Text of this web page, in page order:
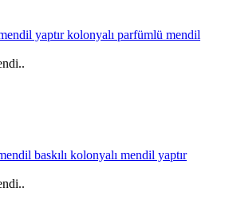
yaptır kolonyalı parfümlü mendil
baskılı kolonyalı mendil yaptır